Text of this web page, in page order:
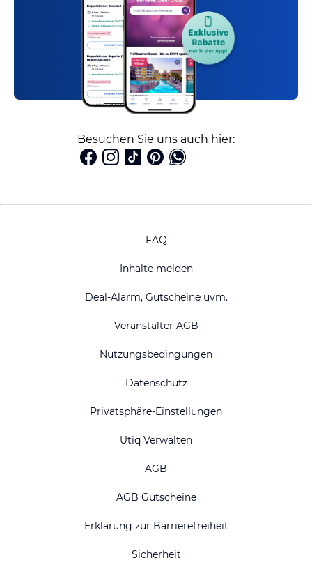
Besuchen Sie uns auch hier:
FAQ
Inhalte melden
Deal-Alarm, Gutscheine uvm.
Veranstalter AGB
Nutzungsbedingungen
Datenschutz
Privatsphäre-Einstellungen
Utiq Verwalten
AGB
AGB Gutscheine
Erklärung zur Barrierefreiheit
Sicherheit